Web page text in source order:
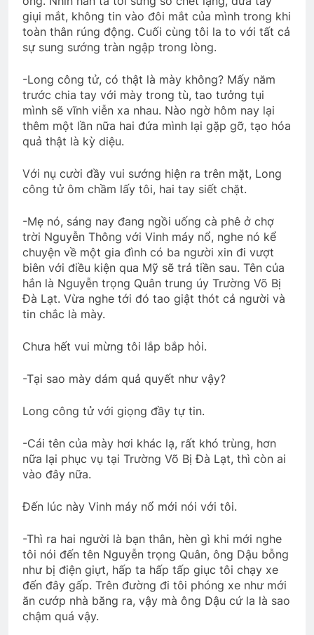
LĂM
3 Years Ago
TẾT, LẠI NHỚ SAIGON
3 Years Ago
Vọng gác đêm sương
2 Years Ago
Phỏng vấn Đại Hội ĐK VB TC 2024
2 Years Ago
CTBCTY Tập IV chương 36
MÃI MÃI (Forever)Chuyện của tôi
2 Years Ago
Ca Khúc Mừng Xuân
2 Years Ago
giụi mắt, không tin vào đôi mắt của mình trong khi
toàn thân rúng động. Cuối cùng tôi la to với tất cả
sự sung sướng tràn ngập trong lòng.
-Long công tử, có thật là mày không? Mấy năm
trước chia tay với mày trong tù, tao tưởng tụi
mình sẽ vĩnh viễn xa nhau. Nào ngờ hôm nay lại
thêm một lần nữa hai đứa mình lại gặp gỡ, tạo hóa
quả thật là kỳ diệu.
Với nụ cười đầy vui sướng hiện ra trên mặt, Long
công tử ôm chầm lấy tôi, hai tay siết chặt.
-Mẹ nó, sáng nay đang ngồi uống cà phê ở chợ
trời Nguyễn Thông với Vinh máy nổ, nghe nó kể
chuyện về một gia đình có ba người xin đi vượt
biên với điều kiện qua Mỹ sẽ trả tiền sau. Tên của
hắn là Nguyễn trọng Quân trung úy Trường Võ Bị
Đà Lạt. Vừa nghe tới đó tao giật thót cả người và
tin chắc là mày.
Chưa hết vui mừng tôi lắp bắp hỏi.
-Tại sao mày dám quả quyết như vậy?
Long công tử với giọng đầy tự tin.
-Cái tên của mày hơi khác lạ, rất khó trùng, hơn
nữa lại phục vụ tại Trường Võ Bị Đà Lạt, thì còn ai
vào đây nữa.
Đến lúc này Vinh máy nổ mới nói với tôi.
-Thì ra hai người là bạn thân, hèn gì khi mới nghe
tôi nói đến tên Nguyễn trọng Quân, ông Dậu bỗng
như bị điện giựt, hấp ta hấp tấp giục tôi chạy xe
đến đây gấp. Trên đường đi tôi phóng xe như mới
ăn cướp nhà băng ra, vậy mà ông Dậu cứ la là sao
chậm quá vậy.